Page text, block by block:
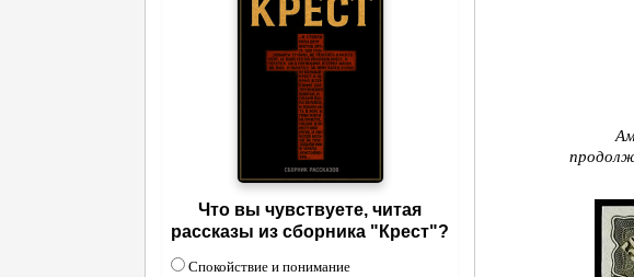
Что вы чувствуете, читая
рассказы из сборника "Крест"?
Спокойствие и понимание